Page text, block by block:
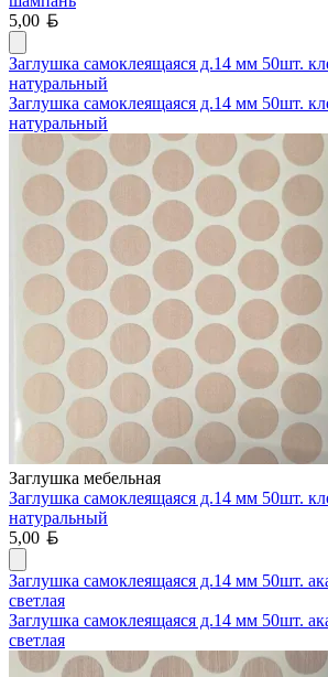
5,00
Заглушка самоклеящаяся д.14 мм 50шт.
натуральный
Заглушка самоклеящаяся д.14 мм 50шт.
натуральный
Заглушка мебельная
Заглушка самоклеящаяся д.14 мм 50шт.
натуральный
5,00
Заглушка самоклеящаяся д.14 мм 50шт.
светлая
Заглушка самоклеящаяся д.14 мм 50шт.
светлая